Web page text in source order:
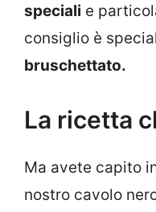
speciali e
consiglio è
bruschettato.
La ricetta
Ma avete capito
nostro cavolo